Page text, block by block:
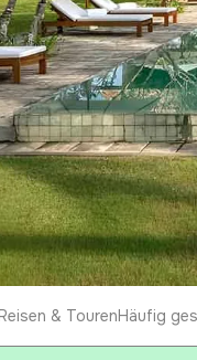
& TourenHäufig